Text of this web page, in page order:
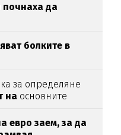
почнаха да
болките в
за определяне
на основните
евро заем, за да